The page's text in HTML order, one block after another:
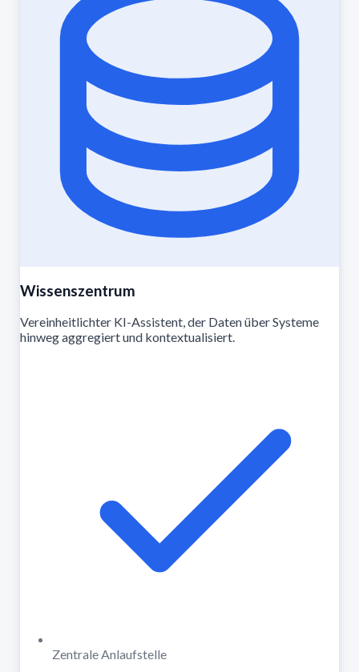
Wissenszentrum
Vereinheitlichter KI-Assistent, der Daten über Systeme
hinweg aggregiert und kontextualisiert.
Zentrale Anlaufstelle